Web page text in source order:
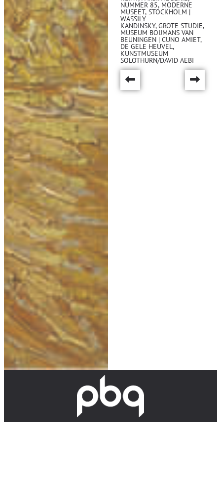
NUMMER 85, MODERNE
MUSEET, STOCKHOLM |
WASSILY
KANDINSKY, GROTE STUDIE,
MUSEUM BOIJMANS VAN
BEUNINGEN | CUNO AMIET,
DE GELE HEUVEL,
KUNSTMUSEUM
SOLOTHURN/DAVID AEBI